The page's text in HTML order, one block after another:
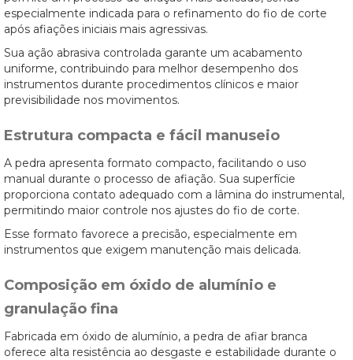
especialmente indicada para o refinamento do fio de corte
após afiações iniciais mais agressivas.
Sua ação abrasiva controlada garante um acabamento
uniforme, contribuindo para melhor desempenho dos
instrumentos durante procedimentos clínicos e maior
previsibilidade nos movimentos.
Estrutura compacta e fácil manuseio
A pedra apresenta formato compacto, facilitando o uso
manual durante o processo de afiação. Sua superfície
proporciona contato adequado com a lâmina do instrumental,
permitindo maior controle nos ajustes do fio de corte.
Esse formato favorece a precisão, especialmente em
instrumentos que exigem manutenção mais delicada.
Composição em óxido de alumínio e
granulação fina
Fabricada em óxido de alumínio, a pedra de afiar branca
oferece alta resistência ao desgaste e estabilidade durante o